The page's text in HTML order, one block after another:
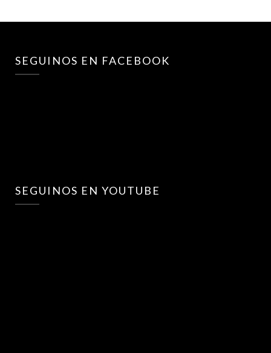
SEGUINOS EN FACEBOOK
SEGUINOS EN YOUTUBE